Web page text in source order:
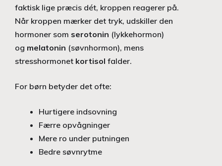
faktisk lige præcis dét, kroppen reagerer på.
Når kroppen mærker det tryk, udskiller den
hormoner som serotonin (lykkehormon)
og melatonin (søvnhormon), mens
stresshormonet kortisol falder.
For børn betyder det ofte:
Hurtigere indsovning
Færre opvågninger
Mere ro under putningen
Bedre søvnrytme